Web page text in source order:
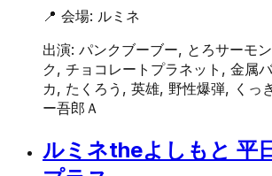
📍 会場: ルミネ
出演: パンクブーブー, とろサーモ
ク, チョコレートプラネット, 金属
カ, たくろう, 英雄, 野性爆弾, くっ
ー吾郎Ａ
ルミネtheよしもと 平